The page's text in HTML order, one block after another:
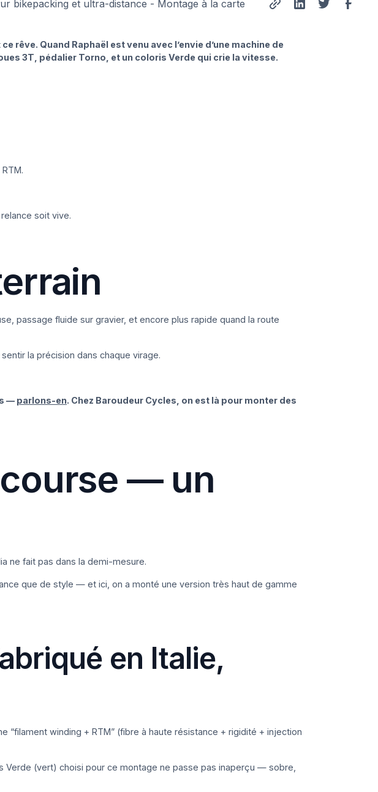
bikepacking et ultra-distance - Montage à la carte
Quand Raphaël est venu avec l’envie d’une machine de
3T, pédalier Torno, et un coloris Verde qui crie la vitesse.
soit vive.
passage fluide sur gravier, et encore plus rapide quand la route
la précision dans chaque virage.
— parlons-en. Chez Baroudeur Cycles, on est là pour monter des
course — un
ne fait pas dans la demi-mesure.
que de style — et ici, on a monté une version très haut de gamme
en Italie,
“filament winding + RTM” (fibre à haute résistance + rigidité + injection
Verde (vert) choisi pour ce montage ne passe pas inaperçu — sobre,